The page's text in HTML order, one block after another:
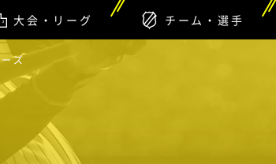
大会・リーグ チーム・選手
ズ